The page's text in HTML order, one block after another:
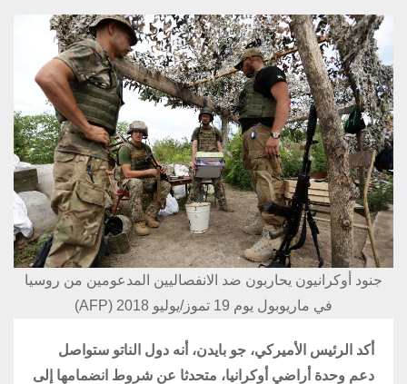
جنود أوكرانيون يحاربون ضد الانفصاليين المدعومين من روسيا
في ماريوبول يوم 19 تموز/يوليو ‏‏2018 (‏AFP‏)‏
أكد الرئيس الأميركي، جو بايدن، أنه دول الناتو ستواصل
دعم وحدة أراضي أوكرانيا، متحدثا عن شروط انضمامها إلى